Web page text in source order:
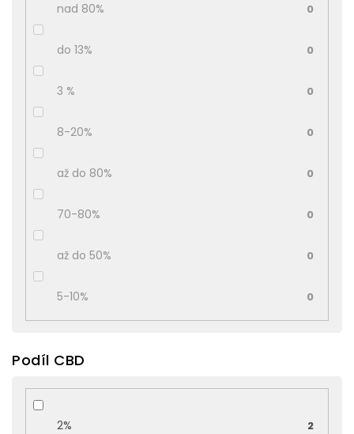
nad 80% 0
do 13% 0
3 % 0
8-20% 0
až do 80% 0
70-80% 0
až do 50% 0
5-10% 0
Podíl CBD
2% 2